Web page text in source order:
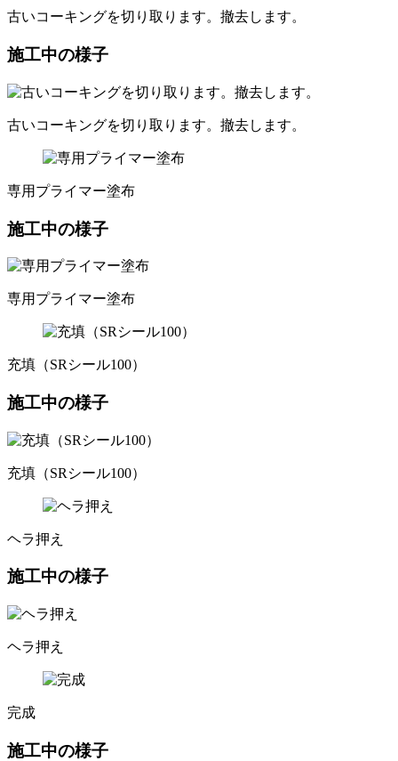
古いコーキングを切り取ります。撤去します。
施工中の様子
古いコーキングを切り取ります。撤去します。
専用プライマー塗布
施工中の様子
専用プライマー塗布
充填（SRシール100）
施工中の様子
充填（SRシール100）
ヘラ押え
施工中の様子
ヘラ押え
完成
施工中の様子